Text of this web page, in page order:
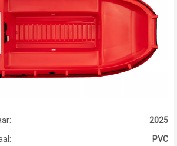
2025
PVC